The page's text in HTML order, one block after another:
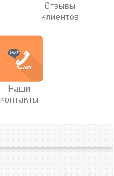
Отзывы
клиентов
Наши
контакты